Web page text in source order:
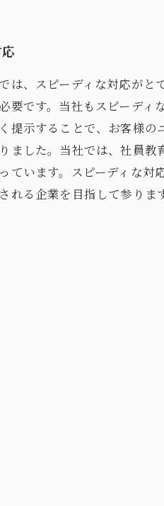
は、スピーディな対応が
要です。当社もスピーデ
提示することで、お客様
ました。当社では、社員
ています。スピーディな
れる企業を目指して参ります